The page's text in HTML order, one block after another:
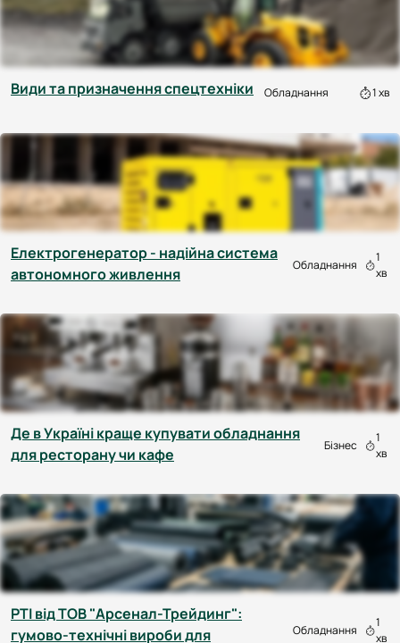
Види та призначення спецтехніки Обладнання 1 хв
Електрогенератор - надійна система
автономного живлення
Обладнання
1
хв
Де в Україні краще купувати обладнання
для ресторану чи кафе
Бізнес
1
хв
РТІ від ТОВ "Арсенал-Трейдинг":
гумово-технічні вироби для
Обладнання
1
хв